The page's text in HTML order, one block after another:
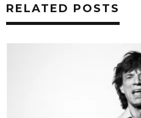
RELATED POSTS